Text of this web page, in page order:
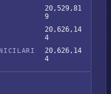
20,529,81
9
20,626,14
4
20,626,14
4